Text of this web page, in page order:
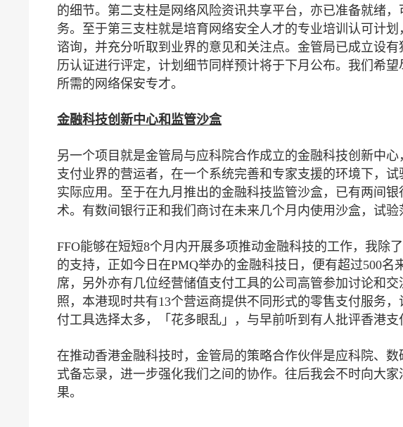
的细节。第二支柱是网络风险资讯共享平台，亦已准备就绪
务。至于第三支柱就是培育网络安全人才的专业培训认可计
谘询，并充分听取到业界的意见和关注点。金管局已成立设
历认证进行评定，计划细节同样预计将于下月公布。我们希
所需的网络保安专才。
金融科技创新中心和监管沙盒
另一个项目就是金管局与应科院合作成立的金融科技创新中
支付业界的营运者，在一个系统完善和专家支援的环境下，
实际应用。至于在九月推出的金融科技监管沙盒，已有两间
术。有数间银行正和我们商讨在未来几个月内使用沙盒，试验
FFO能够在短短8个月内开展多项推动金融科技的工作，我除
的支持，正如今日在PMQ举办的金融科技日，便有超过500
席，另外亦有几位经营储值支付工具的公司高管参加讨论和
照，本港现时共有13个营运商提供不同形式的零售支付服务
付工具选择太多，「花多眼乱」，与早前听到有人批评香港支
在推动香港金融科技时，金管局的策略合作伙伴是应科院、
式备忘录，进一步强化我们之间的协作。往后我会不时向大
果。